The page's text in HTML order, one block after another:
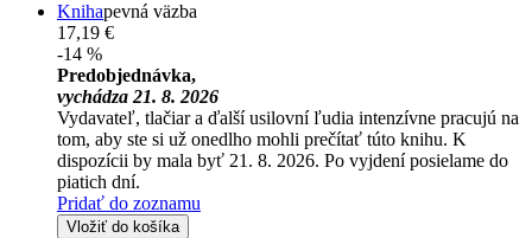
Knihapevná väzba
17,19 €
-14 %
Predobjednávka,
vychádza 21. 8. 2026
Vydavateľ, tlačiar a ďalší usilovní ľudia intenzívne pracujú na
tom, aby ste si už onedlho mohli prečítať túto knihu. K
dispozícii by mala byť 21. 8. 2026. Po vyjdení posielame do
piatich dní.
Pridať do zoznamu
Vložiť do košíka